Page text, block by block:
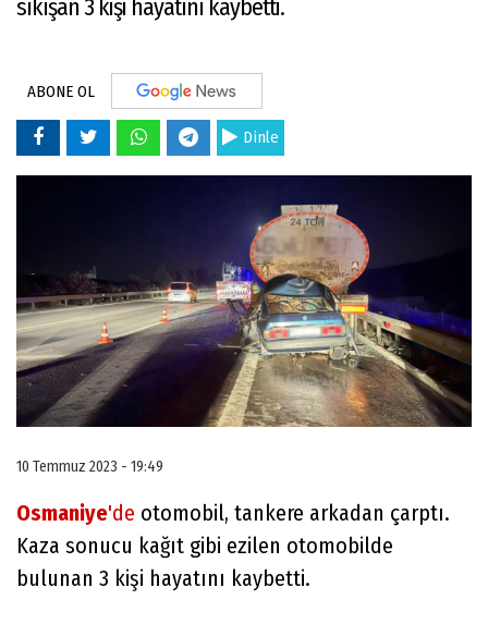
sıkışan 3 kişi hayatını kaybetti.
ABONE OL
Dinle
10 Temmuz 2023 - 19:49
Osmaniye'de otomobil, tankere arkadan çarptı.
Kaza sonucu kağıt gibi ezilen otomobilde
bulunan 3 kişi hayatını kaybetti.